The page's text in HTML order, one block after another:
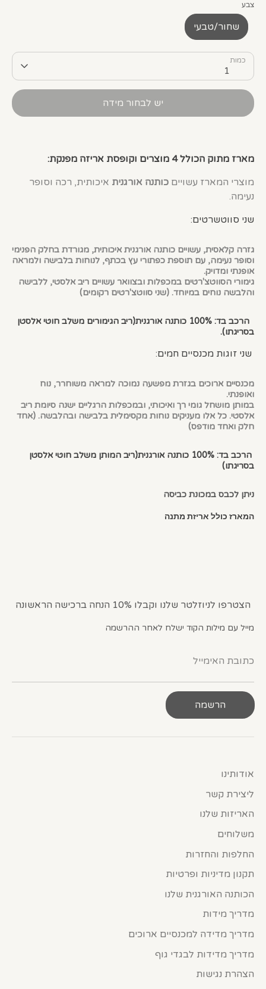
צבע
שחור/טבעי
כמות
1
יש לבחור מידה
מארז מתוק הכולל 4 מוצרים וקופסת אריזה מפנקת:
מוצרי המארז עשויים כותנה אורגנית איכותית, רכה וסופר
נעימה.
שני סווטשרטים:
גזרה קלאסית, עשויים כותנה אורגנית איכותית, מגורדת בחלק הפנימי
וסופר נעימה, עם תוספת כפתורי עץ בכתף, לנוחות בלבישה ולמראה
אופנתי ומדויק.
גימורי הסווטצ'רטים במכפלות ובצוואר עשויים ריב אלסטי, ללבישה
והלבשה נוחים במיוחד. (שני סווטצ'רטים רקומים)
הרכב בד: 100% כותנה אורגנית(ריב הגימורים משלב חוטי אלסטן
בסריגתו).
שני זוגות מכנסיים חמים:
מכנסיים ארוכים בגזרת מפשעה נמוכה למראה משוחרר, נוח
ואופנתי.
במותן מושחל גומי רך ואיכותי, ובמכפלות הרגליים ישנה סיומת ריב
אלסטי. כל אלו מעניקים נוחות מקסימלית בלבישה ובהלבשה. (אחד
חלק ואחד מודפס)
הרכב בד: 100% כותנה אורגנית(ריב המותן משלב חוטי אלסטן
בסריגתו)
ניתן לכבס במכונת כביסה
המארז כולל אריזת מתנה
הצטרפו לניוזלטר שלנו וקבלו 10% הנחה ברכישה הראשונה
מייל עם מילות הקוד ישלח לאחר ההרשמה
כתובת האימייל
הרשמה
אודותינו
ליצירת קשר
האריזות שלנו
משלוחים
החלפות והחזרות
תקנון מדיניות ופרטיות
הכותנה האורגנית שלנו
מדריך מידות
מדריך מדידה למכנסיים ארוכים
מדריך מדידות לבגדי גוף
הצהרת נגישות